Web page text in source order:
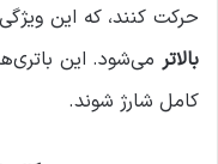
حرکت کنند، که این
بالاتر
کامل شارژ شوند.